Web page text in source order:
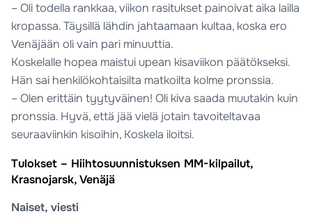
– Oli todella rankkaa, viikon rasitukset painoivat aika lailla
kropassa. Täysillä lähdin jahtaamaan kultaa, koska ero
Venäjään oli vain pari minuuttia.
Koskelalle hopea maistui upean kisaviikon päätökseksi.
Hän sai henkilökohtaisilta matkoilta kolme pronssia.
– Olen erittäin tyytyväinen! Oli kiva saada muutakin kuin
pronssia. Hyvä, että jää vielä jotain tavoiteltavaa
seuraaviinkin kisoihin, Koskela iloitsi.
Tulokset – Hiihtosuunnistuksen MM-kilpailut,
Krasnojarsk, Venäjä
Naiset, viesti